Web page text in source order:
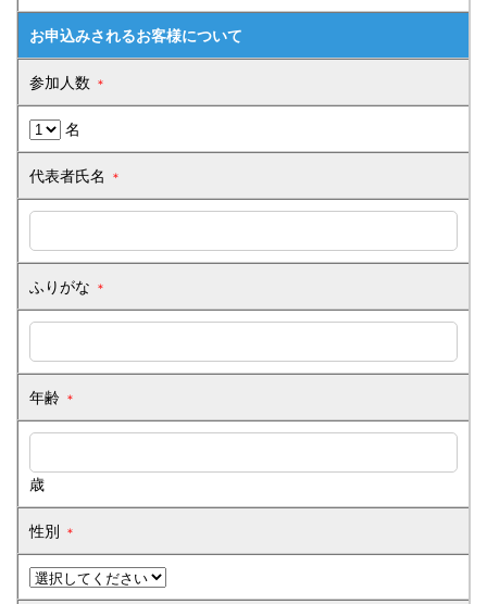
高速バスツアー
ゼンタンショップ
指定管理等
関連サービス事業
バス広告
ビジネスイン・全但
企業情報
社長メッセージ
企業情報
全但バスの取り組み
SDGsへの取り組み
お申込みされるお客様について
参加人数 ＊
名
代表者氏名 ＊
ふりがな ＊
年齢 ＊
歳
性別 ＊